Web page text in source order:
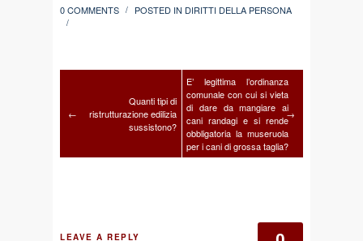
0 COMMENTS / POSTED IN DIRITTI DELLA PERSONA
/
←
Quanti tipi di
ristrutturazione edilizia
sussistono?
E’ legittima l’ordinanza
comunale con cui si vieta
di dare da mangiare ai
cani randagi e si rende
obbligatoria la museruola
per i cani di grossa taglia?
→
LEAVE A REPLY